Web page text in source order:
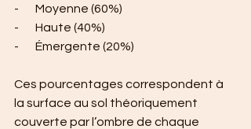
-       Moyenne (60%)
-       Haute (40%)
-       Émergente (20%)
Ces pourcentages correspondent à
la surface au sol théoriquement
couverte par l’ombre de chaque